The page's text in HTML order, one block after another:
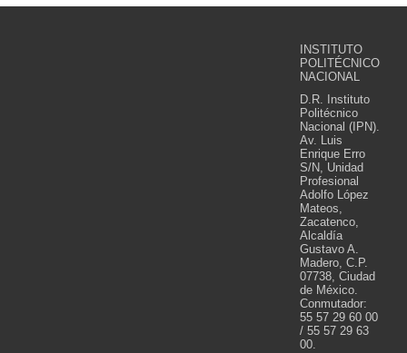
INSTITUTO
POLITÉCNICO
NACIONAL
D.R. Instituto
Politécnico
Nacional (IPN).
Av. Luis
Enrique Erro
S/N, Unidad
Profesional
Adolfo López
Mateos,
Zacatenco,
Alcaldía
Gustavo A.
Madero, C.P.
07738, Ciudad
de México.
Conmutador:
55 57 29 60 00
/ 55 57 29 63
00.